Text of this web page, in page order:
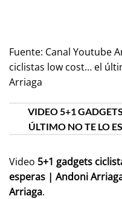
Fuente: Canal Youtube
ciclistas low cost… el
Arriaga
VIDEO 5+1
ÚLTIMO NO TE LO
Video 5+1 gadgets
esperas | Andoni
Arriaga.